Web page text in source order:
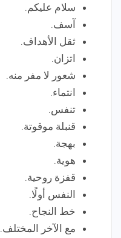
سلام عليكم.
آسف.
ثقل الأهداف.
اتزان.
شعور لا مفر منه.
انتماء.
تنفس.
قنبلة موقوتة.
بهجة.
هوية.
قفزة روحية.
النفس أولًا.
خط النجاح.
مع الآخر المختلف.